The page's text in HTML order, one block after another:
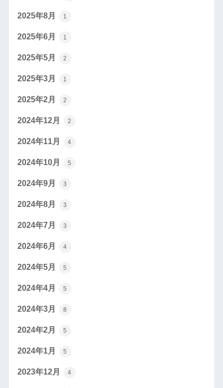
2025年8月 1
2025年6月 1
2025年5月 2
2025年3月 1
2025年2月 2
2024年12月 2
2024年11月 4
2024年10月 5
2024年9月 3
2024年8月 3
2024年7月 3
2024年6月 4
2024年5月 5
2024年4月 5
2024年3月 8
2024年2月 5
2024年1月 5
2023年12月 4